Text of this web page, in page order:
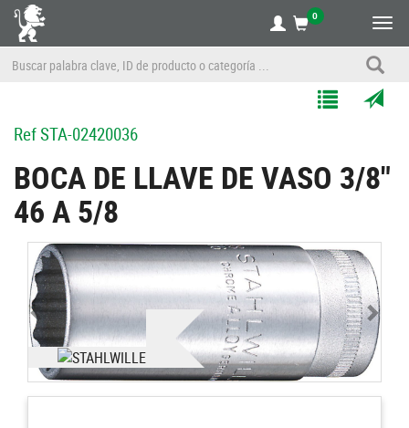
0
correo
a
Listas
RefSTA-02420036
BOCA DE LLAVE DE VASO 3/8"
46 A 5/8